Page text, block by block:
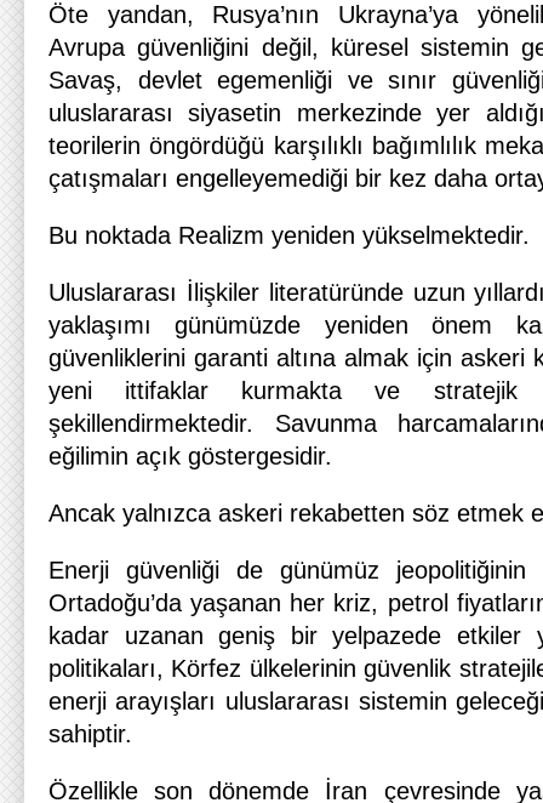
Öte yandan, Rusya’nın Ukrayna’ya
Avrupa güvenliğini değil, küresel sistemin
Savaş, devlet egemenliği ve sınır
uluslararası siyasetin merkezinde yer
teorilerin öngördüğü karşılıklı bağımlılık
çatışmaları engelleyemediği bir kez daha
Bu noktada Realizm yeniden yükselmektedir.
Uluslararası İlişkiler literatüründe uzun
yaklaşımı günümüzde yeniden önem
güvenliklerini garanti altına almak için askeri
yeni ittifaklar kurmakta ve stratejik
şekillendirmektedir. Savunma
eğilimin açık göstergesidir.
Ancak yalnızca askeri rekabetten söz etmek
Enerji güvenliği de günümüz jeopolitiğinin
Ortadoğu’da yaşanan her kriz, petrol
kadar uzanan geniş bir yelpazede etkiler
politikaları, Körfez ülkelerinin güvenlik
enerji arayışları uluslararası sistemin
sahiptir.
Özellikle son dönemde İran çevresinde